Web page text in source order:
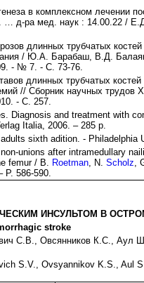
в комплексном лечении
… д-ра мед. наук : 14.00.22 /
длинных трубчатых
/ Ю.А. Барабаш, В.Д.
- № 7. - С. 73-76.
длинных трубчатых
// Сборник научных трудов
- С. 257.
Diagnosis and treatment with
Italia, 2006. – 285 р.
sixth adition. - Philadelphia
unions after intramedullary
femur / B. Roetman, N.Scholz,
Р. 586-590.
ИНСУЛЬТОМ В
stroke
С.В., Овсянников К.С., Аул
S.V., Ovsyannikov K.S., Aul